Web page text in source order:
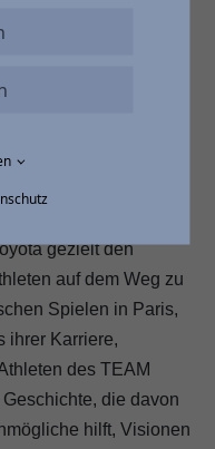
Tag mit einem
Preisen. Für das
Fotobox. Weitere
auto-nix.de!
gezielt den
auf dem Weg zu
Spielen in Paris,
ihrer Karriere,
des TEAM
die davon
hilft, Visionen